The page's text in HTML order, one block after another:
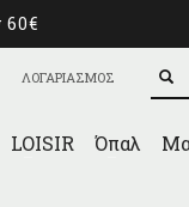
60€
ΛΟΓΑΡΙΑΣΜΟΣ
LOISIR Όπαλ